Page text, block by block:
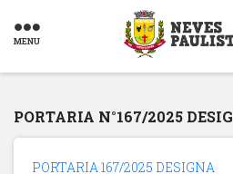
MENU
PORTARIA N°167/2025
PORTARIA 167/2025 DESIGNA